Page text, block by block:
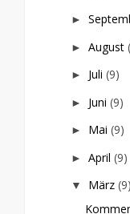
►
► August
► Juli (9)
► Juni (9)
► Mai (9)
► April (9)
▼ März (9)